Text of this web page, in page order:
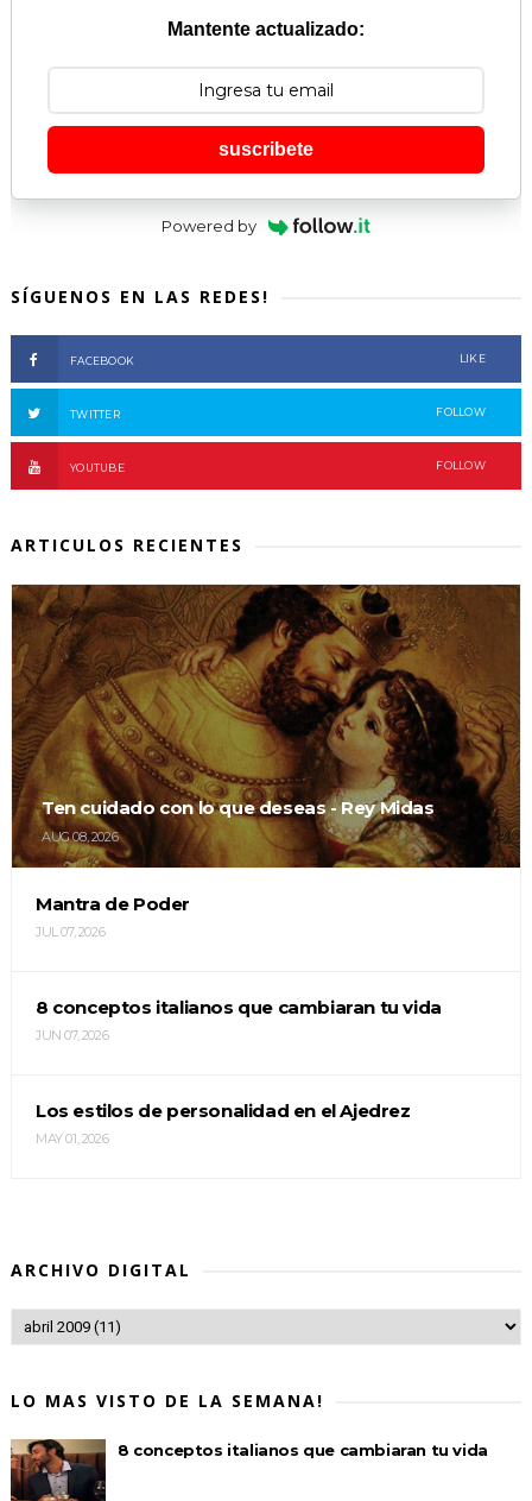
Mantente actualizado:
suscribete
Powered by
SÍGUENOS EN LAS REDES!
FACEBOOK LIKE
TWITTER FOLLOW
YOUTUBE FOLLOW
ARTICULOS RECIENTES
Ten cuidado con lo que deseas - Rey Midas
AUG 08, 2026
Mantra de Poder
JUL 07, 2026
8 conceptos italianos que cambiaran tu vida
JUN 07, 2026
Los estilos de personalidad en el Ajedrez
MAY 01, 2026
ARCHIVO DIGITAL
LO MAS VISTO DE LA SEMANA!
8 conceptos italianos que cambiaran tu vida